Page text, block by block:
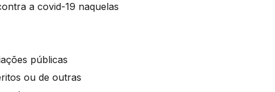
a covid-19 naquelas
públicas
ou de outras